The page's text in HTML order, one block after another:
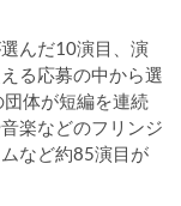
んだ10演目、演
る応募の中から選
体が短編を連続
楽などのフリンジ
など約85演目が